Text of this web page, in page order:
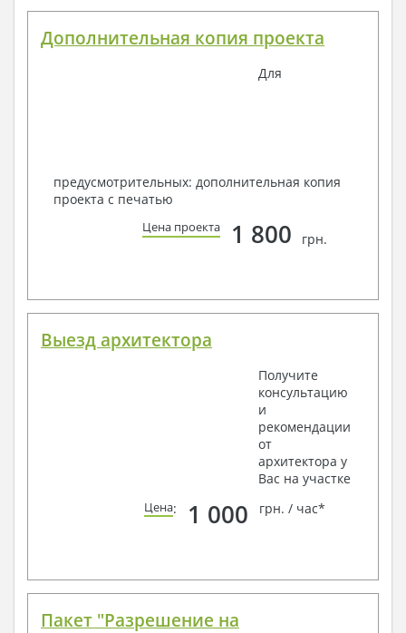
Дополнительная копия проекта
Для
предусмотрительных: дополнительная копия
проекта с печатью
Цена проекта 1 800 грн.
Выезд архитектора
Получите
консультацию
и
рекомендации
от
архитектора у
Вас на участке
Цена: 1 000 грн. / час*
Пакет "Разрешение на